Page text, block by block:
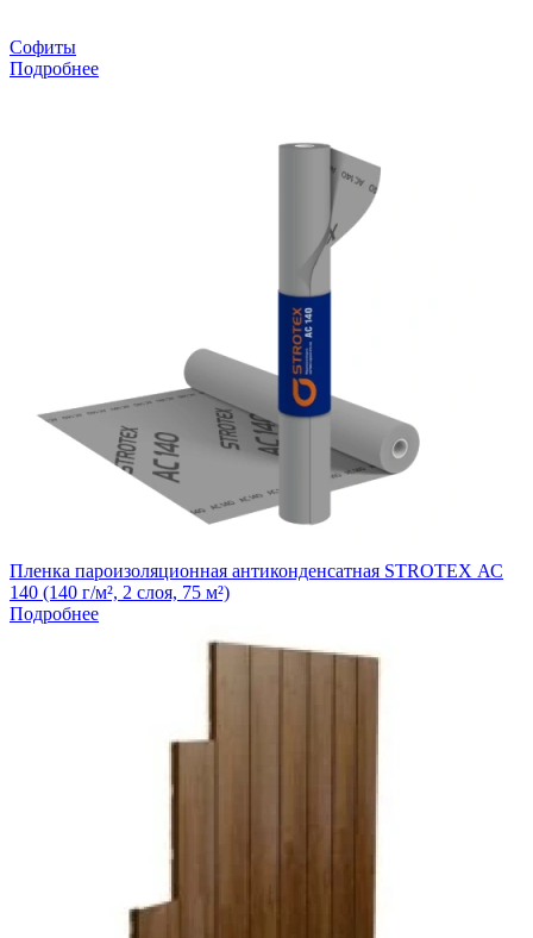
Софиты
Подробнее
Пленка пароизоляционная антиконденсатная STROTEX АС
140 (140 г/м², 2 слоя, 75 м²)
Подробнее